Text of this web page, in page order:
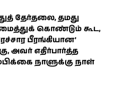
தேர்தலை, தமது
கொண்டும் கூட,
பீரங்கியான’
அவர் எதிர்பார்த்த
நாளுக்கு நாள்